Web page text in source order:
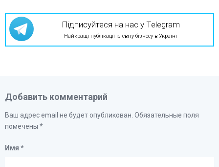
Підписуйтеся на нас у Telegram
Найкращі публікації із світу бізнесу в Україні
Добавить комментарий
Ваш адрес email не будет опубликован. Обязательные поля
помечены *
Имя *